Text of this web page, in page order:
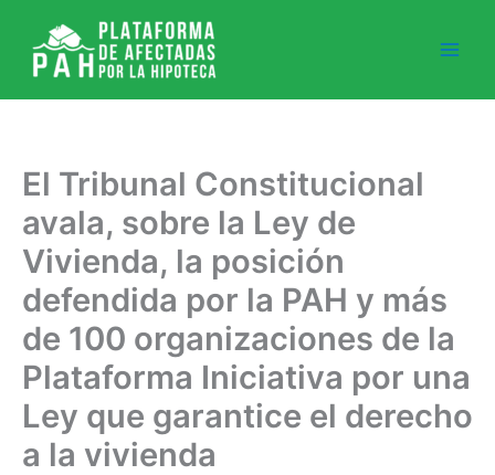
contenido
El Tribunal Constitucional
avala, sobre la Ley de
Vivienda, la posición
defendida por la PAH y más
de 100 organizaciones de la
Plataforma Iniciativa por una
Ley que garantice el derecho
a la vivienda